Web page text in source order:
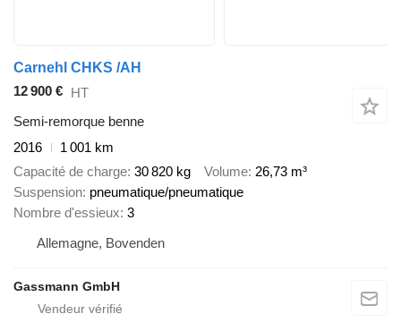
Carnehl CHKS /AH
12 900 € HT
Semi-remorque benne
2016
1 001 km
Capacité de charge 30 820 kg Volume 26,73 m³
Suspension pneumatique/pneumatique
Nombre d'essieux 3
Allemagne, Bovenden
Gassmann GmbH